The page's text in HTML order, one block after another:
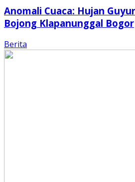
Anomali Cuaca: Hujan
Bojong Klapanunggal Bogor
Berita